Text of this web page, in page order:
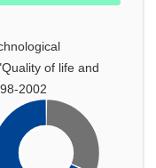
of life and
2002